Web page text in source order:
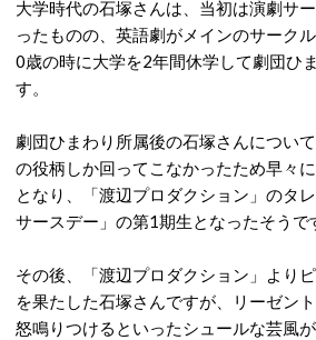
大学時代の石塚さんは、当初は演劇サ
ったものの、英語劇がメインのサーク
0歳の時に大学を2年間休学して劇団ひ
す。
劇団ひまわり所属後の石塚さんについ
の役柄しか回ってこなかったため早々
となり、「渡辺プロダクション」のタ
サースデー」の第1期生となったそうで
その後、「渡辺プロダクション」より
を果たした石塚さんですが、リーゼン
怒鳴りつけるといったシュールな芸風